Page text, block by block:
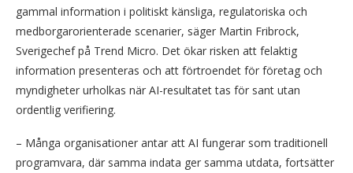
gammal information i politiskt känsliga, regulatoriska och
medborgarorienterade scenarier, säger Martin Fribrock,
Sverigechef på Trend Micro. Det ökar risken att felaktig
information presenteras och att förtroendet för företag och
myndigheter urholkas när AI-resultatet tas för sant utan
ordentlig verifiering.
– Många organisationer antar att AI fungerar som traditionell
programvara, där samma indata ger samma utdata, fortsätter